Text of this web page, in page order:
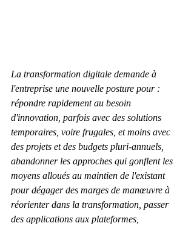
La transformation digitale demande à
l'entreprise une nouvelle posture pour :
répondre rapidement au besoin
d'innovation, parfois avec des solutions
temporaires, voire frugales, et moins avec
des projets et des budgets pluri-annuels,
abandonner les approches qui gonflent les
moyens alloués au maintien de l'existant
pour dégager des marges de manœuvre à
réorienter dans la transformation, passer
des applications aux plateformes,